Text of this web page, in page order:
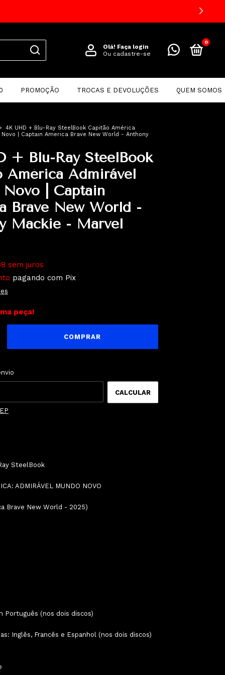
Olá! Faça login
Ou cadastre-se
0
PROMOÇÃO TROCAS E DEVOLUÇÕES QUEM SOMOS
4K UHD + Blu-Ray SteelBook Capitão América
| Captain America Brave New World - Anthony
+ Blu-Ray SteelBook
América Admirável
| Captain
Brave New World -
Mackie - Marvel
sem juros
pagando com Pix
peça!
CALCULAR
SteelBook
ADMIRÁVEL MUNDO NOVO
Brave New World - 2025)
Português (nos dois discos)
Inglês, Francês e Espanhol (nos dois discos)